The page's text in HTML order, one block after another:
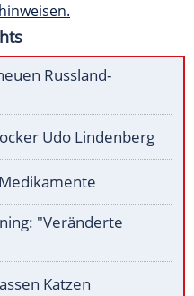
Russland-
Udo Lindenberg
"Veränderte
Katzen